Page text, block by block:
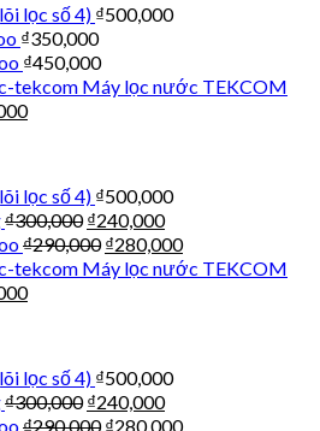
lọc số 4) ₫500,000
₫350,000
₫450,000
Máy lọc nước TEKCOM
lọc số 4) ₫500,000
₫300,000 ₫240,000
₫290,000 ₫280,000
Máy lọc nước TEKCOM
lọc số 4) ₫500,000
₫300,000 ₫240,000
₫290,000 ₫280,000